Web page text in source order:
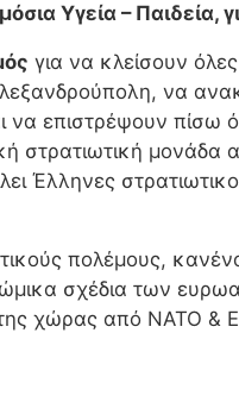
Υγεία – Παιδεία,
για να κλείσουν
να
επιστρέψουν πίσω
στρατιωτική
Έλληνες
πολέμους,
σχέδια των
της χώρας από ΝΑΤΟ &